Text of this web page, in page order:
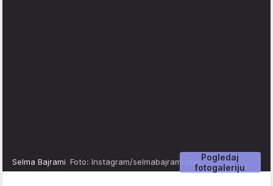
Pogledaj
fotogaleriju
Selma Bajrami Foto: Instagram/selmabajrami.star